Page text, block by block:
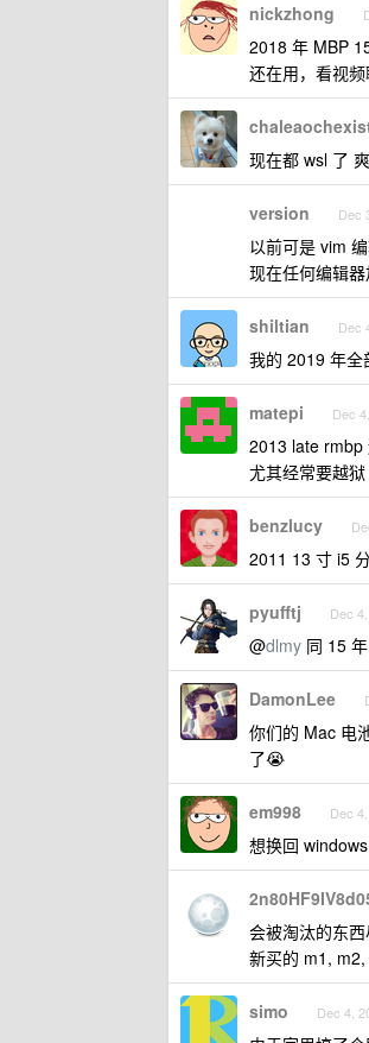
nickzhong
2018 年 MBP
还在用，看视
现在都 wsl 了
version Dec
以前可是 vim
现在任何编辑
shiltian Dec
我的 2019 年全
matepi Dec
2013 late rmbp
尤其经常要越
benzlucy
2011 13 寸 i5
pyufftj Dec
@dlmy 同 15
DamonLee
你们的 Mac 电
了😭
em998 Dec
想换回
会被淘汰的东
新买的 m1,
simo Dec 4,